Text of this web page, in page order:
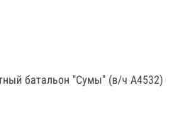
батальон "Сумы" (в/ч А4532)